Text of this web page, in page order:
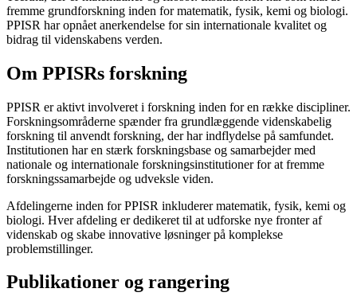
fremme grundforskning inden for matematik, fysik, kemi og biologi.
PPISR har opnået anerkendelse for sin internationale kvalitet og
bidrag til videnskabens verden.
Om PPISRs forskning
PPISR er aktivt involveret i forskning inden for en række discipliner.
Forskningsområderne spænder fra grundlæggende videnskabelig
forskning til anvendt forskning, der har indflydelse på samfundet.
Institutionen har en stærk forskningsbase og samarbejder med
nationale og internationale forskningsinstitutioner for at fremme
forskningssamarbejde og udveksle viden.
Afdelingerne inden for PPISR inkluderer matematik, fysik, kemi og
biologi. Hver afdeling er dedikeret til at udforske nye fronter af
videnskab og skabe innovative løsninger på komplekse
problemstillinger.
Publikationer og rangering